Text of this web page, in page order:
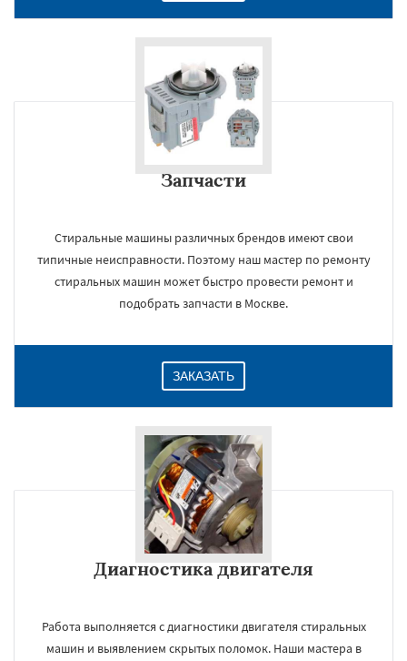
Запчасти
Стиральные машины различных брендов имеют свои
типичные неисправности. Поэтому наш мастер по ремонту
стиральных машин может быстро провести ремонт и
подобрать запчасти в Москве.
ЗАКАЗАТЬ
Диагностика двигателя
Работа выполняется с диагностики двигателя стиральных
машин и выявлением скрытых поломок. Наши мастера в